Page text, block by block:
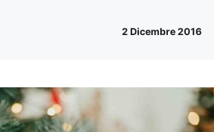
2 Dicembre 2016